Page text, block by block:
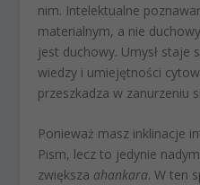
nim. Intelektualne
materialnym, a nie
jest duchowy. Umysł staje
wiedzy i umiejętności
przeszkadza w zanurzeniu
Ponieważ masz inklinacje
Pism, lecz to jedynie
zwiększa ahankara. W ten